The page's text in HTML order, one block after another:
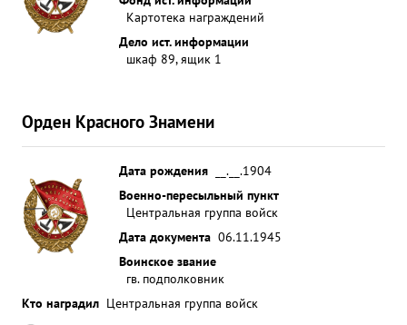
Картотека награждений
Дело ист. информации
шкаф 89, ящик 1
Орден Красного Знамени
Дата рождения
__.__.1904
Военно-пересыльный пункт
Центральная группа войск
Дата документа 06.11.1945
Воинское звание
гв. подполковник
Кто наградил Центральная группа войск